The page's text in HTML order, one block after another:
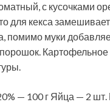
с кусочками
для кекса
помимо муки
Картофельное
— 100 г Яйца — 2 шт.